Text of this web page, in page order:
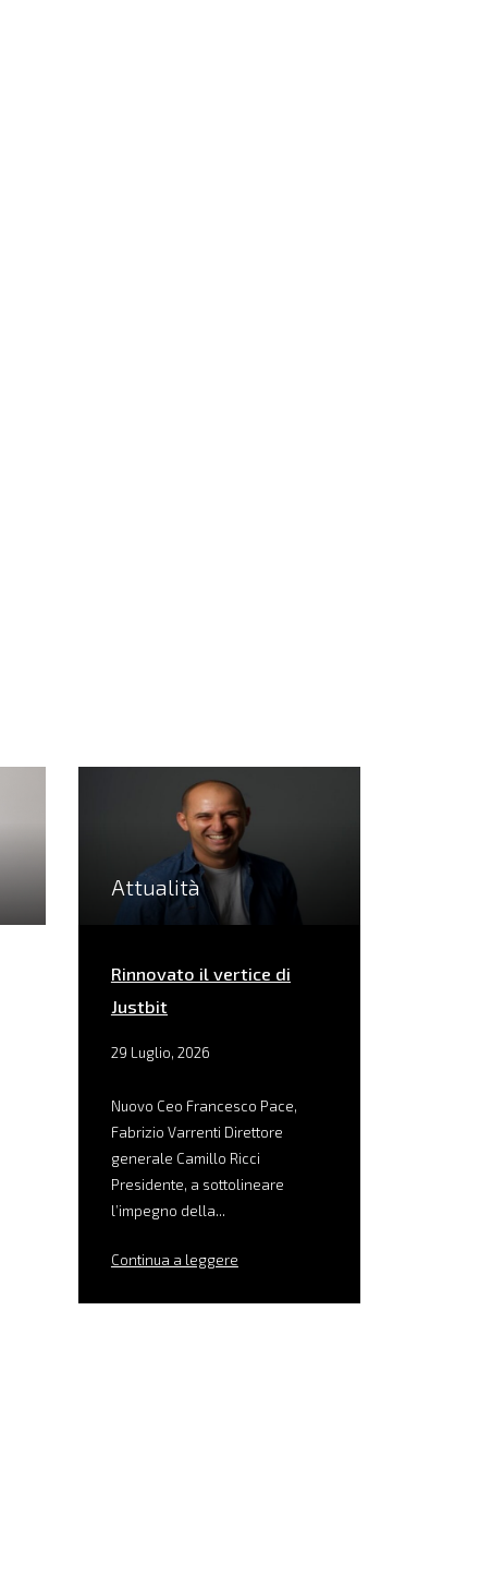
Attualità
Rinnovato il vertice di
Justbit
29 Luglio, 2026
Nuovo Ceo Francesco Pace,
Fabrizio Varrenti Direttore
generale Camillo Ricci
Presidente, a sottolineare
l’impegno della...
Continua a leggere